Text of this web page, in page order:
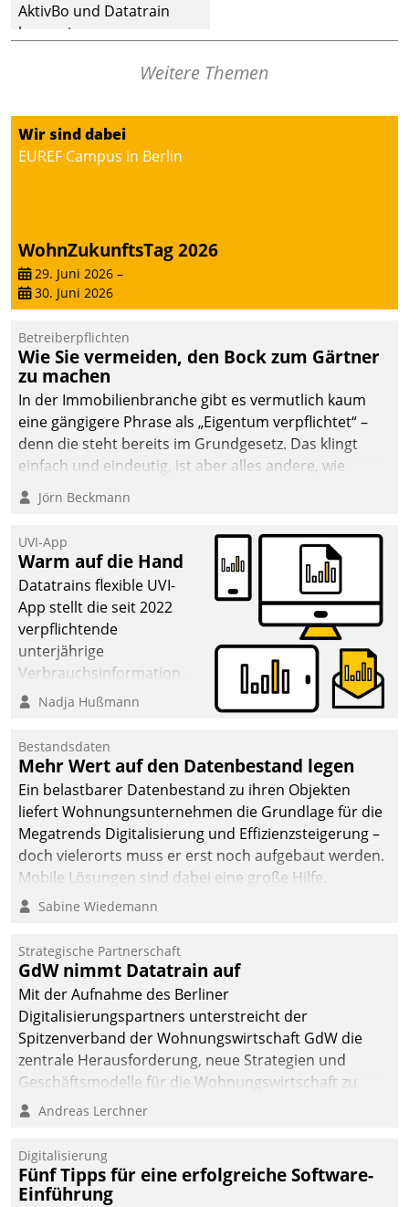
AktivBo und Datatrain
kooperieren –
profitieren: Die nahtlose
von AktivBo und
Datatrain ermöglicht
automatisiert ausgelöste,
intelligente,
datengestützte
Entscheidungen.
Weitere Themen
Wir sind dabei
EUREF Campus in Berlin
WohnZukunftsTag 2026
29. Juni 2026 –
30. Juni 2026
Betreiberpflichten
Wie Sie vermeiden, den Bock zum Gärtner
zu machen
In der Immobilienbranche gibt es vermutlich kaum
eine gängigere Phrase als „Eigentum verpflichtet“ –
denn die steht bereits im Grundgesetz. Das klingt
einfach und eindeutig, ist aber alles andere, wie
Branchenbeschäftigte wissen. Denn mit der
Verantwortung folgen Verpflichtungen.
Jörn Beckmann
UVI-App
Warm auf die Hand
Datatrains flexible UVI-
App stellt die seit 2022
verpflichtende
unterjährige
Verbrauchsinformation
schnell, zuverlässig und
Die monatlichen
Mitteilungen zum
Heizungs- und
Wasserverbrauch gehen
automatisiert, vollständig
und auf Wunsch über
mehrere zuvor
Kommunikationswege bei
Nadja Hußmann
Bestandsdaten
Mehr Wert auf den Datenbestand legen
Ein belastbarer Datenbestand zu ihren Objekten
liefert Wohnungsunternehmen die Grundlage für die
Megatrends Digitalisierung und Effizienzsteigerung –
doch vielerorts muss er erst noch aufgebaut werden.
Mobile Lösungen sind dabei eine große Hilfe.
Sabine Wiedemann
Strategische Partnerschaft
GdW nimmt Datatrain auf
Mit der Aufnahme des Berliner
Digitalisierungspartners unterstreicht der
Spitzenverband der Wohnungswirtschaft GdW die
zentrale Herausforderung, neue Strategien und
Geschäftsmodelle für die Wohnungswirtschaft zu
entwickeln.
Andreas Lerchner
Digitalisierung
Fünf Tipps für eine erfolgreiche Software-
Einführung